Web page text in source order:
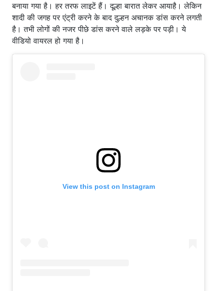
बनाया गया है। हर तरफ लाइटें हैं। दूल्हा बारात लेकर आयाहै। लेकिन
शादी की जगह पर एंट्री करने के बाद दुल्हन अचानक डांस करने लगती
है। तभी लोगों की नजर पीछे डांस करने वाले लड़के पर पड़ी। ये
वीडियो वायरल हो गया है।
View this post on Instagram